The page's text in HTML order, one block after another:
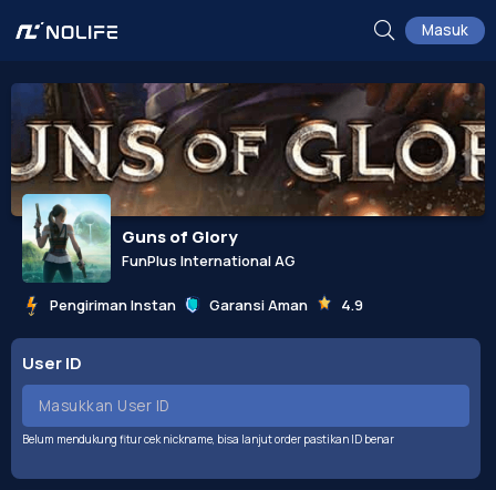
Masuk
Guns of Glory
FunPlus International AG
Pengiriman Instan Garansi Aman 4.9
User ID
Belum mendukung fitur cek nickname, bisa lanjut order pastikan ID benar